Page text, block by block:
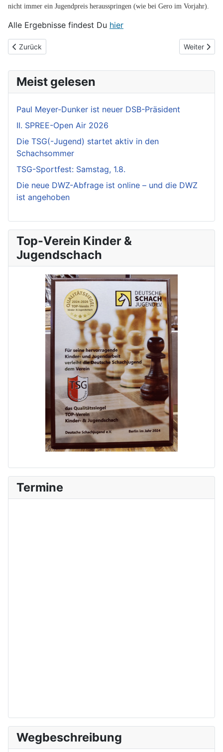
nicht immer ein Jugendpreis herausspringen (wie bei Gero im Vorjahr).
Alle Ergebnisse findest Du hier
Vorheriger Beitrag: Trainingslager in Ullersdorf
Zurück Nächster
Weiter
Meist gelesen
Paul Meyer-Dunker ist neuer DSB-Präsident
II. SPREE-Open Air 2026
Die TSG(-Jugend) startet aktiv in den
Schachsommer
TSG-Sportfest: Samstag, 1.8.
Die neue DWZ-Abfrage ist online – und die DWZ
ist angehoben
Top-Verein Kinder &
Jugendschach
Termine
Wegbeschreibung